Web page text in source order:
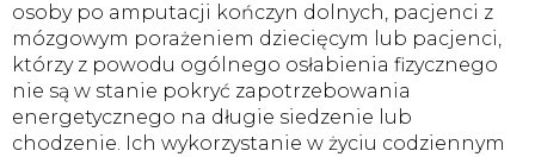
osoby po amputacji kończyn dolnych, pacjenci z
mózgowym porażeniem dziecięcym lub pacjenci,
którzy z powodu ogólnego osłabienia fizycznego
nie są w stanie pokryć zapotrzebowania
energetycznego na długie siedzenie lub
chodzenie. Ich wykorzystanie w życiu codziennym